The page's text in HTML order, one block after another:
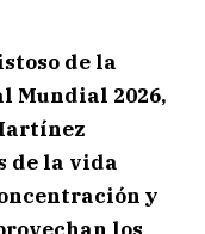
de la
Mundial 2026,
de la vida
y